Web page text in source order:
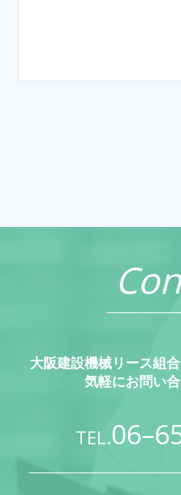
大阪建設機械リース組
気軽にお問い合
TEL.